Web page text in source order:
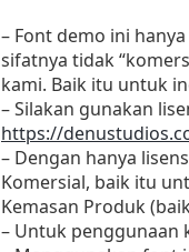
– Font demo ini
sifatnya tidak
kami. Baik itu untuk
– Silakan gunakan
https://
– Dengan hanya
Komersial, baik itu
Kemasan Produk
– Untuk penggunaan